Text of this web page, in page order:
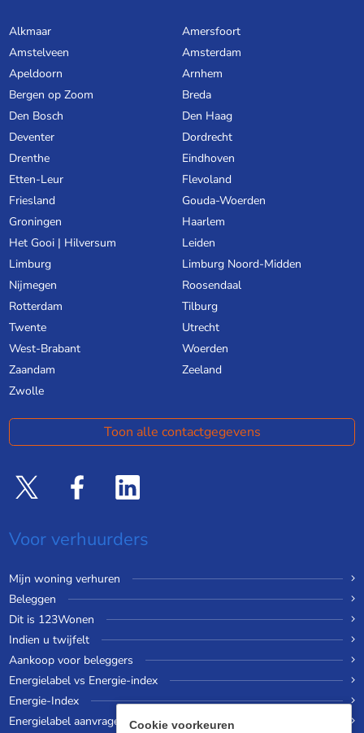
Alkmaar
Amersfoort
Amstelveen
Amsterdam
Apeldoorn
Arnhem
Bergen op Zoom
Breda
Den Bosch
Den Haag
Deventer
Dordrecht
Drenthe
Eindhoven
Etten-Leur
Flevoland
Friesland
Gouda-Woerden
Groningen
Haarlem
Het Gooi | Hilversum
Leiden
Limburg
Limburg Noord-Midden
Nijmegen
Roosendaal
Rotterdam
Tilburg
Twente
Utrecht
West-Brabant
Woerden
Zaandam
Zeeland
Zwolle
Toon alle contactgegevens
Voor verhuurders
Mijn woning verhuren
Beleggen
Dit is 123Wonen
Indien u twijfelt
Aankoop voor beleggers
Energielabel vs Energie-index
Energie-Index
Energielabel aanvragen
Cookie voorkeuren